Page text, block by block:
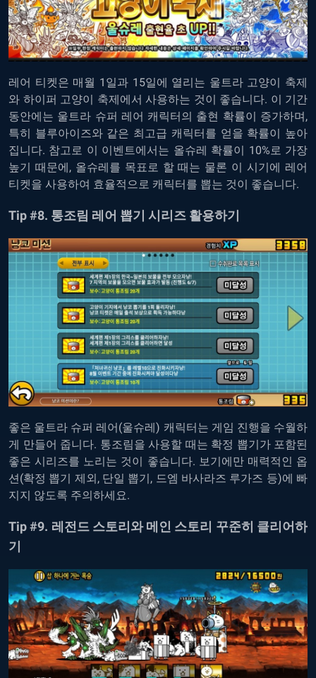
레어 티켓은 매월 1 일과15일에 열리는 울트라 고양이
축제
와 하이퍼 고양이 축제에서 사용하는 것이 좋습니다. 이
기간
동안에는 울트라 슈퍼 레어 캐릭터의 출현 확률이 증가하며 ,
특히
블루아이즈와 같은 최고급 캐릭터를 얻을 확률이
높아
집니다. 참고로 이 이벤트에서는 올슈레 확률이 10%로 가장
높기
때문에 , 올슈레를 목표로 할 때는 물론 이 시기에
레어
티켓을 사용하여 효율적으로 캐릭터를 뽑는 것이 좋습니다.
Tip #8. 통조림 레어 뽑기 시리즈 활용하기
좋은 울트라 슈퍼 레어(울슈레) 캐릭터는 게임 진행을 수월하
게 만들어 줍니다. 통조림을 사용할 때는 확정 뽑기가 포함된
좋은 시리즈를 노리는 것이 좋습니다. 보기에만 매력적인 옵
션(확정 뽑기 제외, 단일 뽑기, 드엠 바사라즈 루가즈 등)에 빠
지지 않도록 주의하세요.
Tip #9. 레전드 스토리와 메인 스토리 꾸준히 클리어하
기